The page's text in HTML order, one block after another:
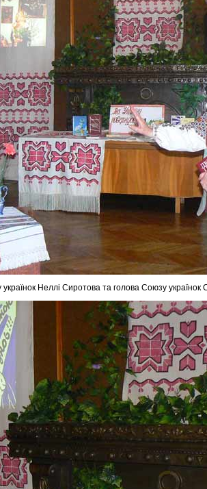
Неллі Сиротова та голова Союзу